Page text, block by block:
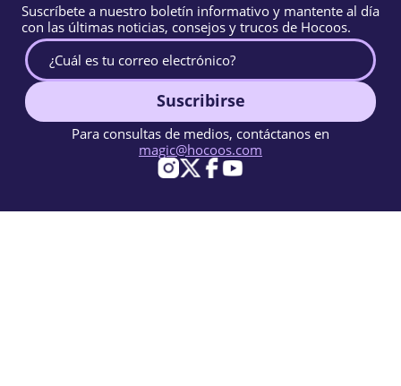
Suscríbete a nuestro boletín informativo y mantente al día
con las últimas noticias, consejos y trucos de Hocoos.
Suscribirse
Para consultas de medios, contáctanos en
magic@hocoos.com